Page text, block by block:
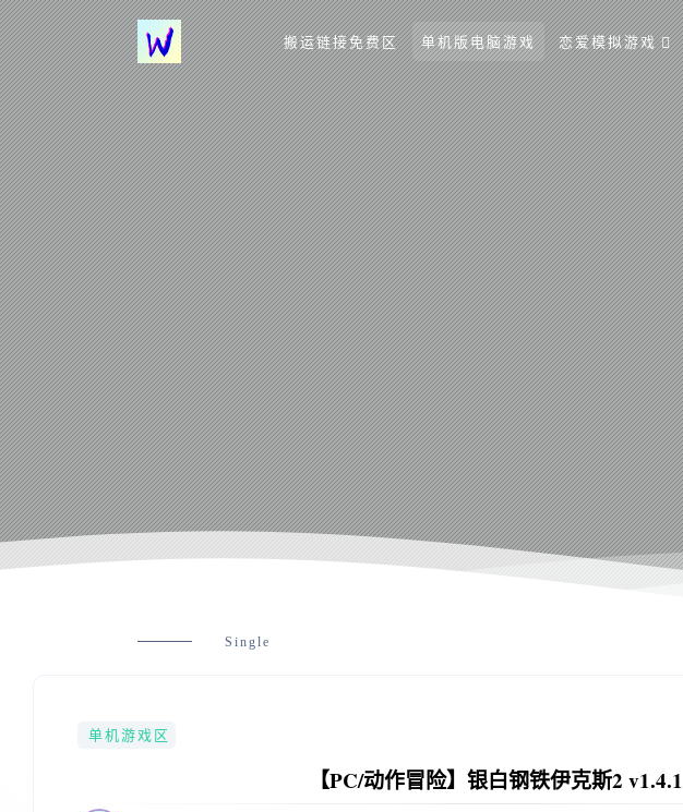
搬运链接免费区 单机版电脑游戏 恋爱模拟游戏
Single
单机游戏区
【PC/动作冒险】银白钢铁伊克斯2 v1.4.1